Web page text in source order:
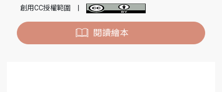
創用CC授權範圍
閱讀繪本